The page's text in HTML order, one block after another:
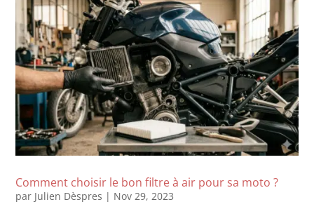
Comment choisir le bon filtre à air pour sa moto ?
par Julien Dèspres | Nov 29, 2023